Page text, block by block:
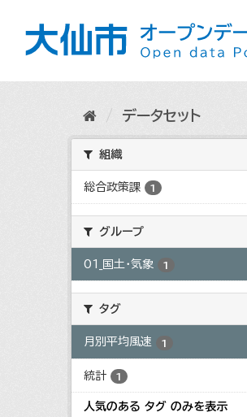
データセット
組織
総合政策課 1
グループ
01_国土・気象 1
タグ
月別平均風速 1
統計 1
人気のある タグ のみを表示